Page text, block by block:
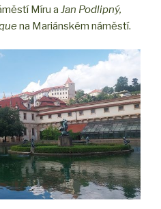
Míru a Jan Podlipný,
na Mariánském náměstí.